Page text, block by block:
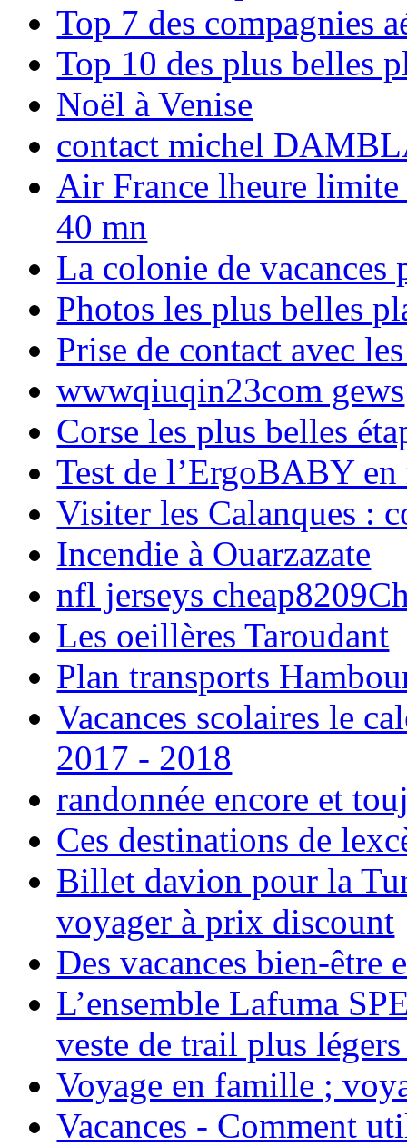
Top 7 des compagnies
Top 10 des plus belles
Noël à Venise
contact michel
Air France lheure limite
40 mn
La colonie de vacances
Photos les plus belles
Prise de contact avec
wwwqiuqin23com gews
Corse les plus belles
Test de l’ErgoBABY en
Visiter les Calanques :
Incendie à Ouarzazate
nfl jerseys
Les oeillères Taroudant
Plan transports
Vacances scolaires le
2017 - 2018
randonnée encore et
Ces destinations de
Billet davion pour la
voyager à prix discount
Des vacances bien-être
L’ensemble Lafuma
veste de trail plus
Voyage en famille ;
Vacances - Comment